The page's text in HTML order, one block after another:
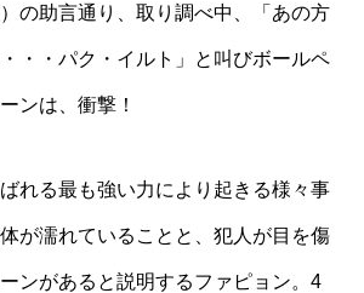
）の助言通り、取り調べ中、「あの方
・・パク・イルト」と叫びボールペ
ンは、衝撃！
れる最も強い力により起きる様々事
が濡れていることと、犯人が目を傷
ンがあると説明するファピョン。 4